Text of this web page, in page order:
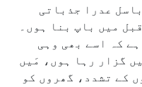
عدرا جذباتی
میں باپ بنا ہوں۔
کہ اسے بھی وہی
گزار رہا ہوں، مَیں
کے تشدد، گھروں کو